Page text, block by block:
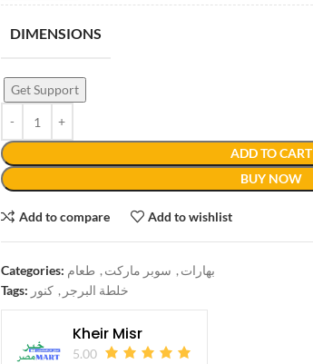
DIMENSIONS
ADD TO CART
BUY NOW
Get Support
Add to compare Add to wishlist
Categories: بهارات , سوبر ماركت , طعام
Tags:
خلطة البرجر , كنور
Kheir Misr
5.00